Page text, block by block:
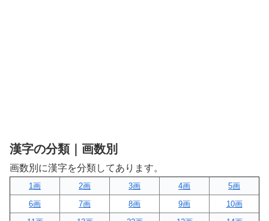
漢字の分類｜画数別
画数別に漢字を分類してあります。
1画 2画 3画 4画
5画
6画
7画 8画 9画
10画